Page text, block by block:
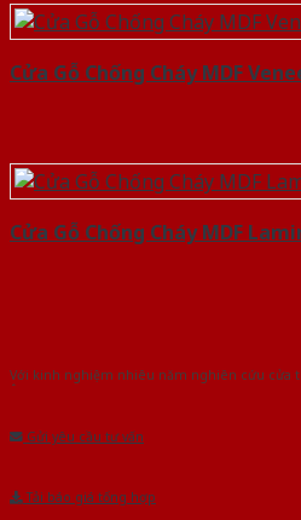
Cửa Gỗ Chống Cháy MDF
Cửa Gỗ Chống Cháy MDF
Với kinh nghiệm nhiêu năm nghiên cứu cửa
Gửi yêu cầu tư vấn
Tải báo giá tổng hợp